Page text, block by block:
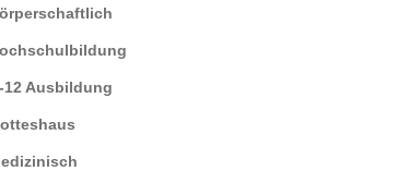
12 Ausbildung